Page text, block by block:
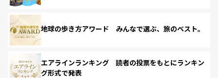
地球の歩き方アワード みんなで選ぶ、旅のベスト。
エアラインランキング 読者の投票をもとにランキン
グ形式で発表